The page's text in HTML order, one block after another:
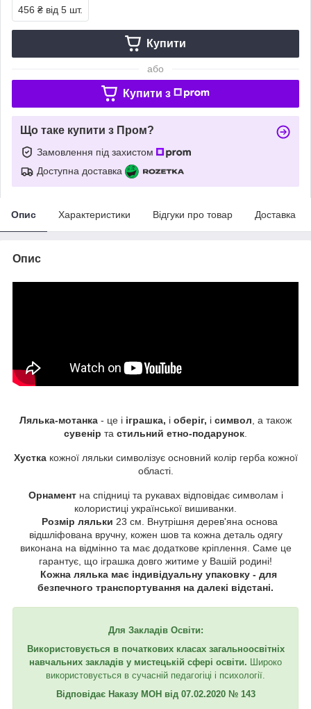
456 ₴ від 5 шт.
Купити
або
Купити з
Що таке купити з Пром?
Замовлення під захистом
Доступна доставка
Опис Характеристики Відгуки про товар Доставка
Опис
Лялька-мотанка - це і іграшка, і оберіг, і символ , а також
сувенір та стильний етно-подарунок
Хусткакожної ляльки символізує основний колір герба кожної
області.
Орнамент на спідниці та рукавах відповідає символам і
колористиці української вишиванки.
Розмір ляльки 23 см. Внутрішня дерев'яна основа
відшліфована вручну, кожен шов та кожна деталь одягу
виконана на відмінно та має додаткове кріплення. Саме це
гарантує, що іграшка довго житиме у Вашій родині!
Кожна лялька має індивідуальну упаковку - для
безпечного транспортування на далекі відстані.
Для Закладів Освіти:
Використовується в початкових класах загальноосвітніх
навчальних закладів у мистецькій сфері освіти.
Широко
використовується в сучасній педагогіці і психології.
Відповідає Наказу МОН від 07.02.2020 № 143